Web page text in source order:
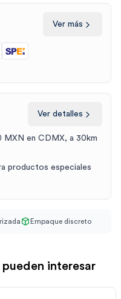
Ver más
Ver detalles
MXN en CDMX, a 30km
productos especiales
Empaque discreto
interesar